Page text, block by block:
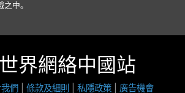
之中。
界網絡中國站
們 條款及細則 私隱政策 廣告機會